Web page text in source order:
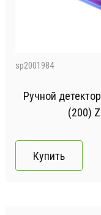
sp2001984
Ручной
(200)
Купить